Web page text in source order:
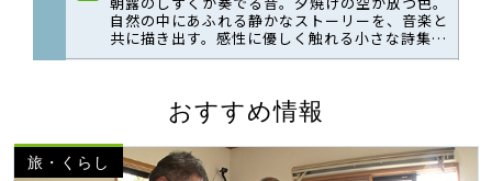
おすすめ情報
旅・くらし